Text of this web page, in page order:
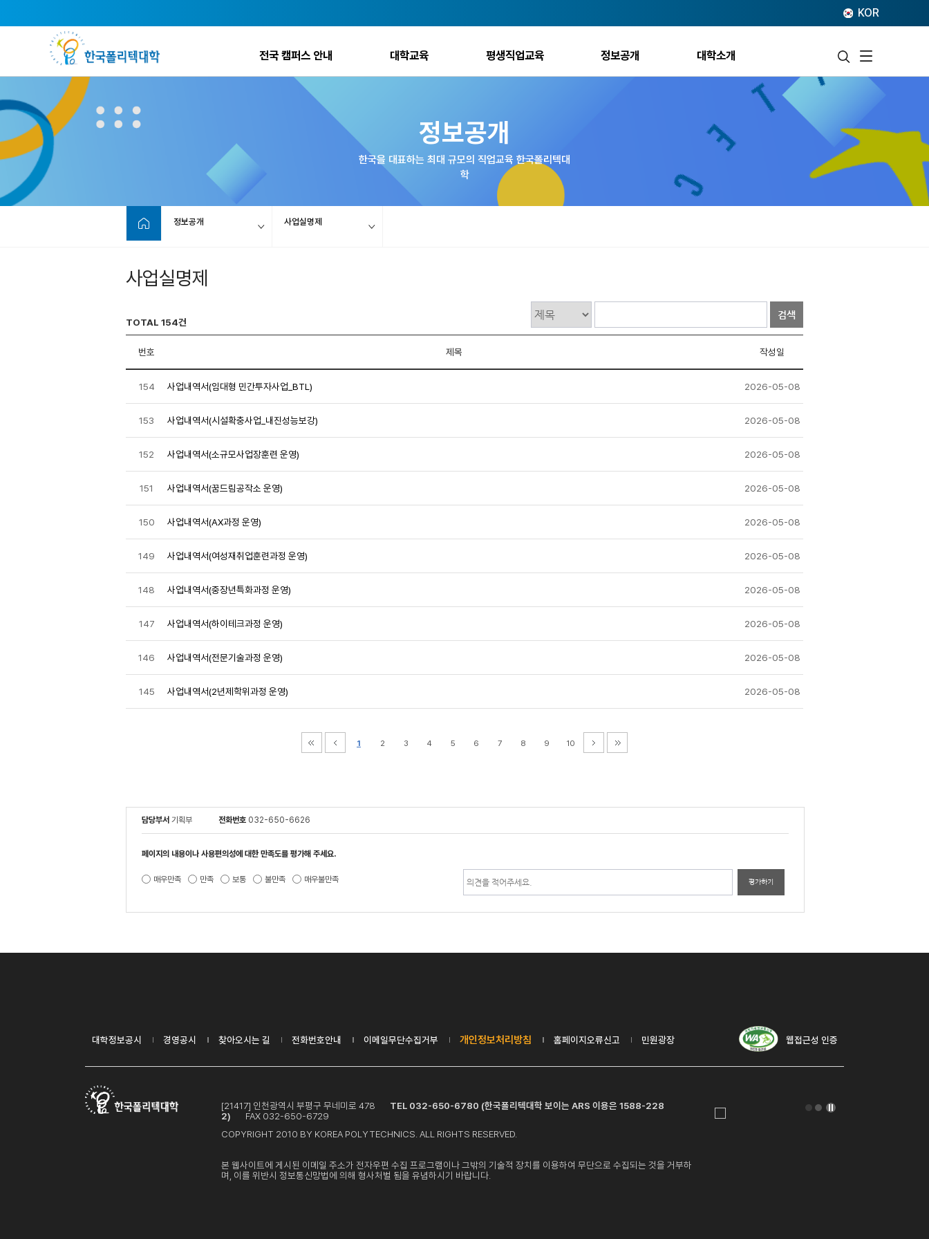
KOR
전국 캠퍼스 안내 대학교육 평생직업교육 정보공개 대학소개
정보공개
한국을 대표하는 최대 규모의 직업교육 한국폴리텍대
학
정보공개 사업실명제
사업실명제
TOTAL 154건
검색
번호 제목 작성일
154 사업내역서(임대형 민간투자사업_BTL) 2026-05-08
153 사업내역서(시설확충사업_내진성능보강) 2026-05-08
152 사업내역서(소규모사업장훈련 운영) 2026-05-08
151 사업내역서(꿈드림공작소 운영) 2026-05-08
150 사업내역서(AX과정 운영) 2026-05-08
149 사업내역서(여성재취업훈련과정 운영) 2026-05-08
148 사업내역서(중장년특화과정 운영) 2026-05-08
147 사업내역서(하이테크과정 운영) 2026-05-08
146 사업내역서(전문기술과정 운영) 2026-05-08
145 사업내역서(2년제학위과정 운영) 2026-05-08
1 2 3 4 5 6 7 8 9 10
담당부서 기획부 전화번호 032-650-6626
페이지의 내용이나 사용편의성에 대한 만족도를 평가해 주세요.
매우만족 만족 보통 불만족 매우불만족 평가하기
대학정보공시 경영공시 찾아오시는 길 전화번호안내 이메일무단수집거부 개인정보처리방침 홈페이지오류신고 민원광장 웹접근성 인증
[21417] 인천광역시 부평구 무네미로 478 TEL 032-650-6780 (한국폴리텍대학 보이는 ARS 이용은 1588-228
2) FAX 032-650-6729
COPYRIGHT 2010 BY KOREA POLYTECHNICS. ALL RIGHTS RESERVED.
본 웹사이트에 게시된 이메일 주소가 전자우편 수집 프로그램이나 그밖의 기술적 장치를 이용하여 무단으로 수집되는 것을 거부하
며, 이를 위반시 정보통신망법에 의해 형사처벌 됨을 유념하시기 바랍니다.